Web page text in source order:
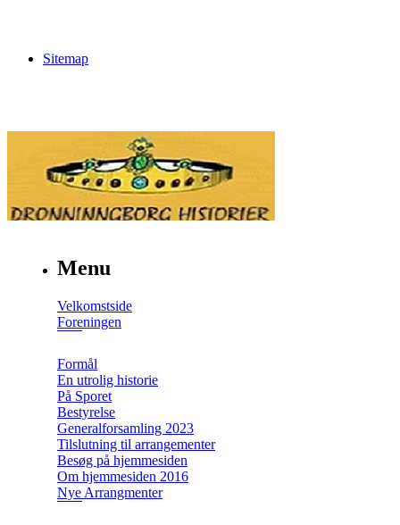
Sitemap
Menu
Velkomstside
Foreningen
Formål
En utrolig historie
På Sporet
Bestyrelse
Generalforsamling 2023
Tilslutning til arrangementer
Besøg på hjemmesiden
Om hjemmesiden 2016
Nye Arrangmenter